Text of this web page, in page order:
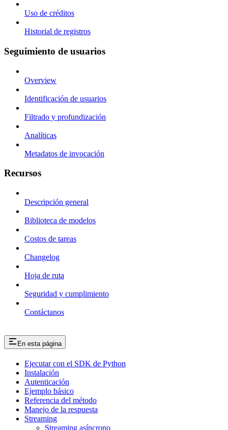
Uso de créditos
Historial de registros
Seguimiento de usuarios
Overview
Identificación de usuarios
Filtrado y profundización
Analíticas
Metadatos de invocación
Recursos
Descripción general
Biblioteca de modelos
Costos de tareas
Changelog
Hoja de ruta
Seguridad y cumplimiento
Contáctanos
En esta página
Ejecutar con el SDK de Python
Instalación
Autenticación
Ejemplo básico
Referencia del método
Manejo de la respuesta
Streaming
Streaming asíncrono